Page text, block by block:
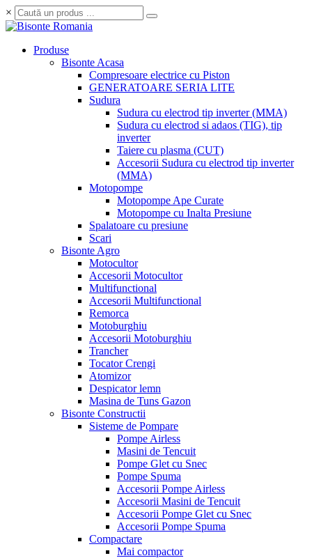
×
Produse
Bisonte Acasa
Compresoare electrice cu Piston
GENERATOARE SERIA LITE
Sudura
Sudura cu electrod tip inverter (MMA)
Sudura cu electrod si adaos (TIG), tip
inverter
Taiere cu plasma (CUT)
Accesorii Sudura cu electrod tip inverter
(MMA)
Motopompe
Motopompe Ape Curate
Motopompe cu Inalta Presiune
Spalatoare cu presiune
Scari
Bisonte Agro
Motocultor
Accesorii Motocultor
Multifunctional
Accesorii Multifunctional
Remorca
Motoburghiu
Accesorii Motoburghiu
Trancher
Tocator Crengi
Atomizor
Despicator lemn
Masina de Tuns Gazon
Bisonte Constructii
Sisteme de Pompare
Pompe Airless
Masini de Tencuit
Pompe Glet cu Snec
Pompe Spuma
Accesorii Pompe Airless
Accesorii Masini de Tencuit
Accesorii Pompe Glet cu Snec
Accesorii Pompe Spuma
Compactare
Mai compactor